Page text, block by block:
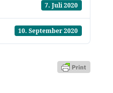
7. Juli 2020
10. September 2020